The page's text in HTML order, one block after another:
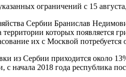
ограничений с 15
Сербии Бранислав
которых появляется
их с Москвой потребуется
Сербии приходится около
с начала 2018 года